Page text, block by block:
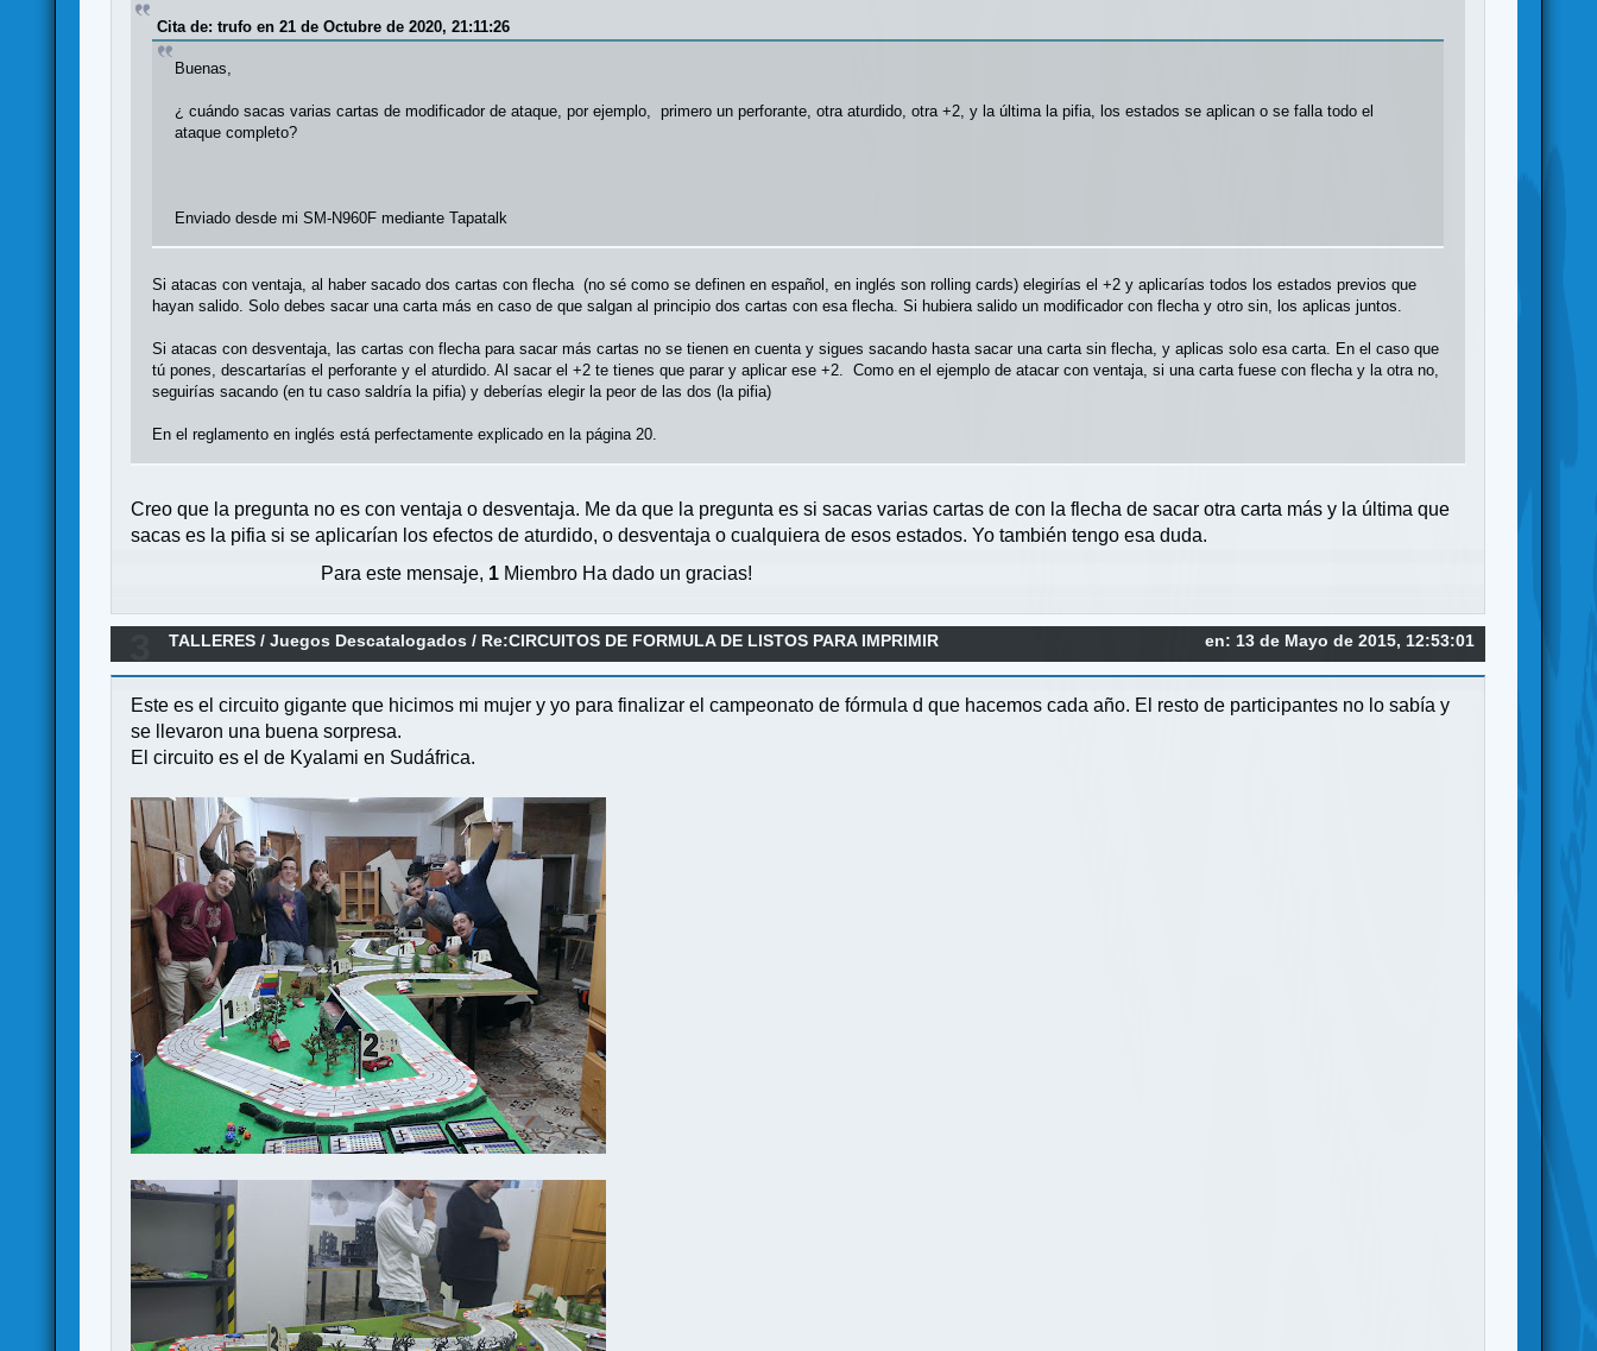
Cita de: trufo en 21 de Octubre de 2020, 21:11:26
Buenas,
¿ cuándo sacas varias cartas de modificador de ataque, por ejemplo, primero un perforante, otra aturdido, otra +2, y la última la pifia, los estados se aplican o se falla todo el
ataque completo?
Enviado desde mi SM-N960F mediante Tapatalk
Si atacas con ventaja, al haber sacado dos cartas con flecha (no sé como se definen en español, en inglés son rolling cards) elegirías el +2 y aplicarías todos los estados previos que
hayan salido. Solo debes sacar una carta más en caso de que salgan al principio dos cartas con esa flecha. Si hubiera salido un modificador con flecha y otro sin, los aplicas juntos.
Si atacas con desventaja, las cartas con flecha para sacar más cartas no se tienen en cuenta y sigues sacando hasta sacar una carta sin flecha, y aplicas solo esa carta. En el caso que
tú pones, descartarías el perforante y el aturdido. Al sacar el +2 te tienes que parar y aplicar ese +2. Como en el ejemplo de atacar con ventaja, si una carta fuese con flecha y la otra no,
seguirías sacando (en tu caso saldría la pifia) y deberías elegir la peor de las dos (la pifia)
En el reglamento en inglés está perfectamente explicado en la página 20.
Creo que la pregunta no es con ventaja o desventaja. Me da que la pregunta es si sacas varias cartas de con la flecha de sacar otra carta más y la última que
sacas es la pifia si se aplicarían los efectos de aturdido, o desventaja o cualquiera de esos estados. Yo también tengo esa duda.
Para este mensaje, 1 Miembro Ha dado un gracias!
en: 13 de Mayo de 2015, 12:53:01
TALLERES /Juegos Descatalogados / Re:CIRCUITOS DE FORMULA DE LISTOS PARA IMPRIMIR
Este es el circuito gigante que hicimos mi mujer y yo para finalizar el campeonato de fórmula d que hacemos cada año. El resto de participantes no lo sabía y
se llevaron una buena sorpresa.
El circuito es el de Kyalami en Sudáfrica.